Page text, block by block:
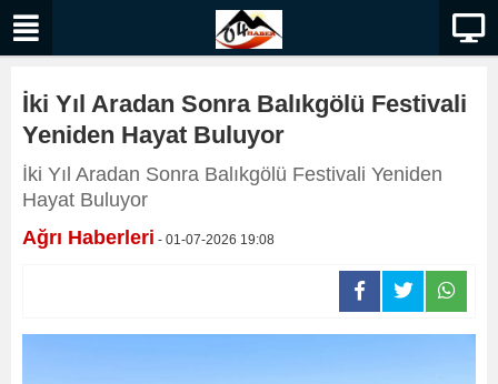
İki Yıl Aradan Sonra Balıkgölü Festivali
Yeniden Hayat Buluyor
İki Yıl Aradan Sonra Balıkgölü Festivali Yeniden
Hayat Buluyor
Ağrı Haberleri - 01-07-2026 19:08